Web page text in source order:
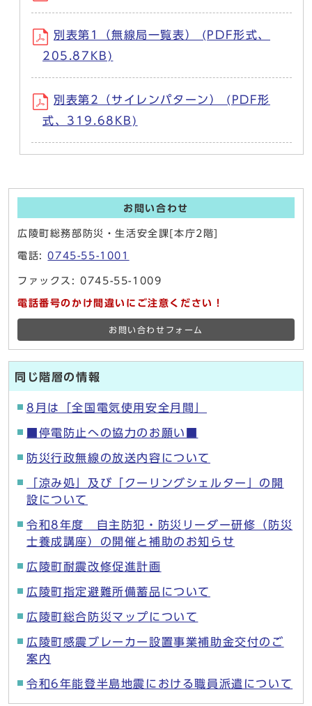
別表第1（無線局一覧表） (PDF形式、
205.87KB)
別表第2（サイレンパターン） (PDF形
式、319.68KB)
お問い合わせ
広陵町総務部防災・生活安全課[本庁2階]
電話:0745-55-1001
ファックス: 0745-55-1009
電話番号のかけ間違いにご注意ください！
お問い合わせフォーム
同じ階層の情報
8月は「全国電気使用安全月間」
■停電防止への協力のお願い■
防災行政無線の放送内容について
「涼み処」及び「クーリングシェルター」の開
設について
令和8年度 自主防犯・防災リーダー研修（防災
士養成講座）の開催と補助のお知らせ
広陵町耐震改修促進計画
広陵町指定避難所備蓄品について
広陵町総合防災マップについて
広陵町感震ブレーカー設置事業補助金交付のご
案内
令和6年能登半島地震における職員派遣について